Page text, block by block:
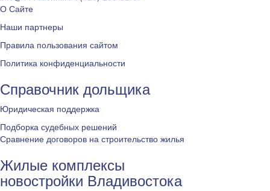
О Сайте
Наши партнеры
Правила пользования сайтом
Политика конфиденциальности
Справочник дольщика
Юридическая поддержка
Подборка судебных решений
Сравнение договоров на строительство жилья
Жилые комплексы
новостройки Владивостока